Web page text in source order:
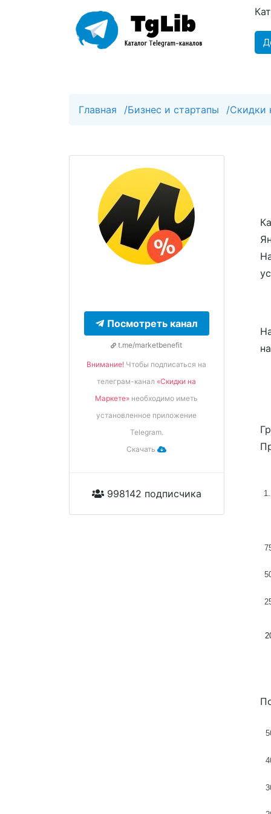
Главная /Бизнес и стартапы /Скидки
Посмотреть канал
t.me/marketbenefit
Внимание! Чтобы подписаться на
телеграм-канал «Скидки на
Маркете» необходимо иметь
установленное приложение
Telegram.
Скачать
998142 подписчика